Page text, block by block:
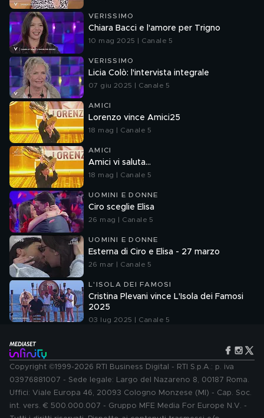
VERISSIMO
Chiara Bacci e l'amore per Trigno
10 mag 2025 | Canale 5
VERISSIMO
Licia Colò: l'intervista integrale
07 giu 2025 | Canale 5
AMICI
Lorenzo vince Amici25
18 mag | Canale 5
AMICI
Amici vi saluta...
18 mag | Canale 5
UOMINI E DONNE
Ciro sceglie Elisa
26 mag | Canale 5
UOMINI E DONNE
Esterna di Ciro e Elisa - 27 marzo
26 mar | Canale 5
L'ISOLA DEI FAMOSI
Cristina Plevani vince L'Isola dei Famosi
2025
03 lug 2025 | Canale 5
Copyright ©1999-2026 RTI Business Digital - RTI S.p.A.: p. iva
03976881007 - Sede legale: Largo del Nazareno 8, 00187 Roma.
Uffici: Viale Europa 46, 20093 Cologno Monzese (MI) - Cap. Soc.
int. vers. € 500.000.007 - Gruppo MFE Media For Europe N.V. -